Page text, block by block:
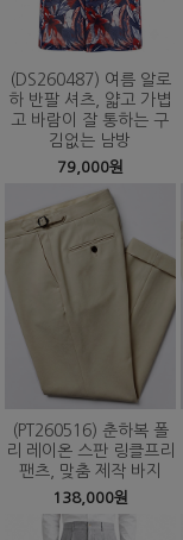
(DS260487) 여름 알로
하 반팔 셔츠, 얇고 가볍
고 바람이 잘 통하는 구
김없는 남방
79,000원
(PT260516) 춘하복 폴
리 레이온 스판 링클프리
팬츠, 맞춤 제작 바지
138,000원